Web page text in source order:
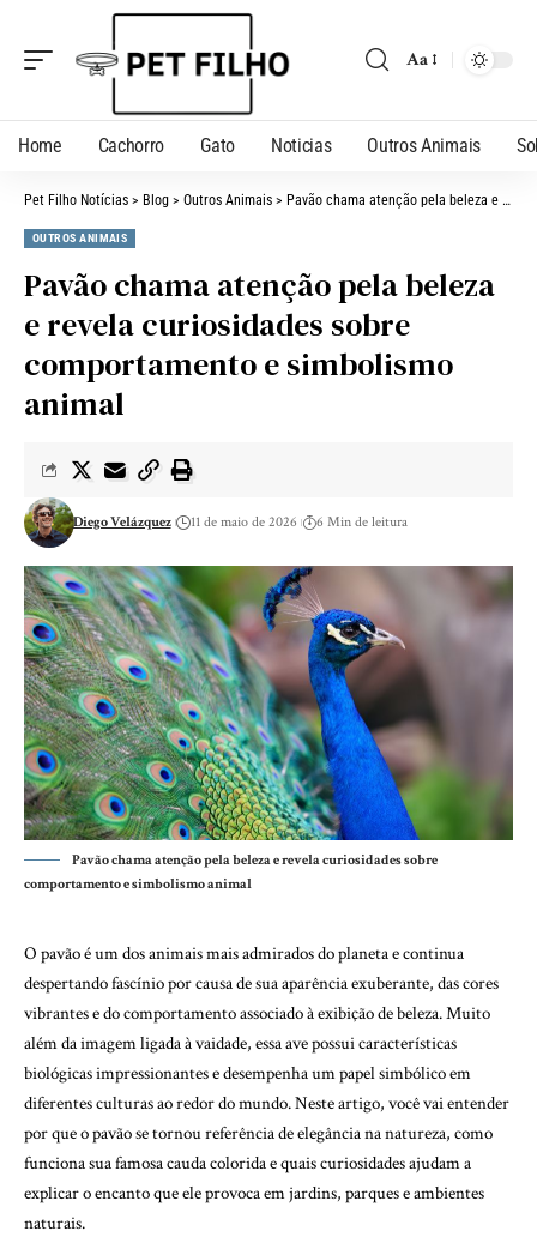
Aa
Home Cachorro Gato Noticias Outros Animais
Pet Filho Notícias > Blog > Outros Animais > Pavão chama atenção pela beleza e revela curiosidades sobre comportamento e simbolismo animal
OUTROS ANIMAIS
Pavão chama atenção pela beleza
e revela curiosidades sobre
comportamento e simbolismo
animal
Diego Velázquez 11 de maio de 2026 6 Min de leitura
Pavão chama atenção pela beleza e revela curiosidades sobre
comportamento e simbolismo animal
O pavão é um dos animais mais admirados do planeta e continua
despertando fascínio por causa de sua aparência exuberante, das cores
vibrantes e do comportamento associado à exibição de beleza. Muito
além da imagem ligada à vaidade, essa ave possui características
biológicas impressionantes e desempenha um papel simbólico em
diferentes culturas ao redor do mundo. Neste artigo, você vai entender
por que o pavão se tornou referência de elegância na natureza, como
funciona sua famosa cauda colorida e quais curiosidades ajudam a
explicar o encanto que ele provoca em jardins, parques e ambientes
naturais.